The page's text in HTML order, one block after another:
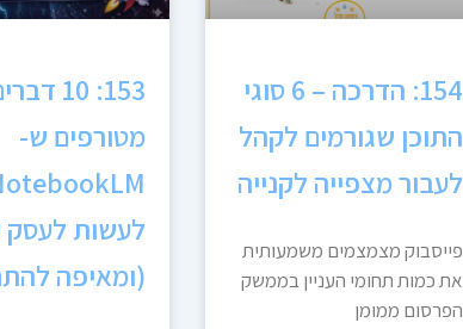
154: הדרכה – 6 סוגי
התוכן שגורמים לקהל
לעבור מצפייה לקנייה
פייסבוק מצמצמים משמעותית
את כמות תחומי העניין בממשק
הפרסום ממומן
153: 10
מטורפים ש-
לעשות
(ומאיפה